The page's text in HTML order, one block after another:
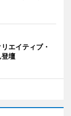
エイティブ・
壇